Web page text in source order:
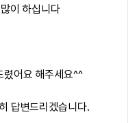
이 하십니다
렸어요 해주세요^^
답변드리겠습니다.